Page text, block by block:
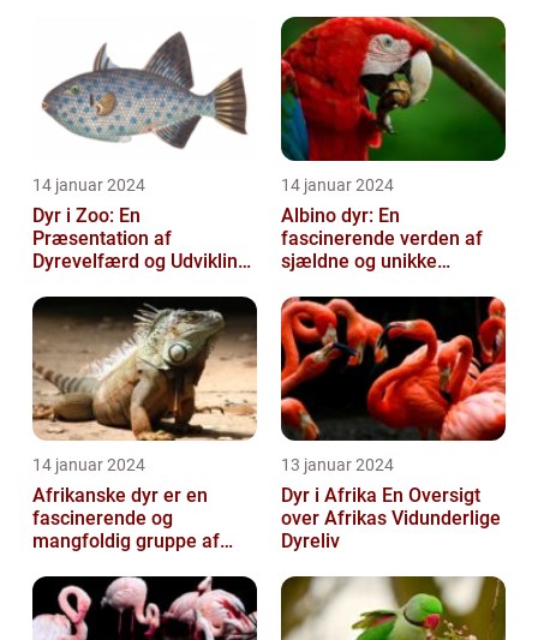
14 januar 2024
Dyr i Zoo: En
Præsentation af
Dyrevelfærd og Udvikling
14 januar 2024
Albino dyr: En
fascinerende verden af
sjældne og unikke
14 januar 2024
Afrikanske dyr er en
fascinerende og
mangfoldig gruppe af
dyreejere og dy...
13 januar 2024
Dyr i Afrika En Oversigt
over Afrikas Vidunderlige
Dyreliv